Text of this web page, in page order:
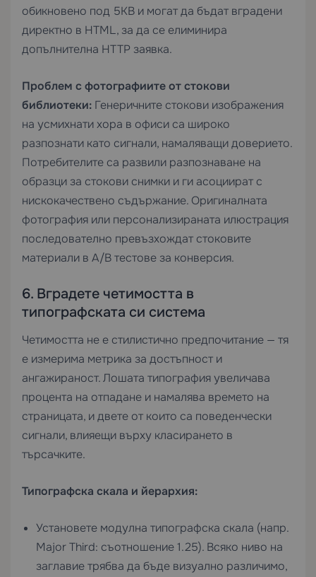
обикновено под 5KB и могат да бъдат вградени
директно в HTML, за да се елиминира
допълнителна HTTP заявка.
Проблем с фотографиите от стокови
библиотеки: Генеричните стокови изображения
на усмихнати хора в офиси са широко
разпознати като сигнали, намаляващи доверието.
Потребителите са развили разпознаване на
образци за стокови снимки и ги асоциират с
нискокачествено съдържание. Оригиналната
фотография или персонализираната илюстрация
последователно превъзхождат стоковите
материали в A/B тестове за конверсия.
6. Вградете четимостта в
типографската си система
Четимостта не е стилистично предпочитание — тя
е измерима метрика за достъпност и
ангажираност. Лошата типография увеличава
процента на отпадане и намалява времето на
страницата, и двете от които са поведенчески
сигнали, влияещи върху класирането в
търсачките.
Типографска скала и йерархия:
Установете модулна типографска скала (напр.
Major Third: съотношение 1.25). Всяко ниво на
заглавие трябва да бъде визуално различимо,